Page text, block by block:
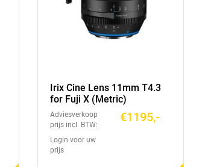
Irix Cine Lens 11mm T4.3
for Fuji X (Metric)
Adviesverkoop
prijs incl. BTW:
€1195,-
Login voor uw
prijs